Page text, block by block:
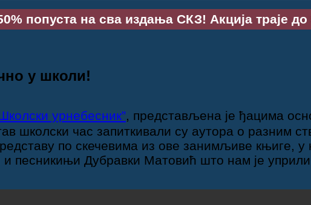
попуста на сва издања СКЗ! Акција траје до
у школи!
урнебесник”, представљена је ђацима
школски час запиткивали су аутора о разним
по скечевима из ове занимљиве књиге, у
песникињи Дубравки Матовић што нам је